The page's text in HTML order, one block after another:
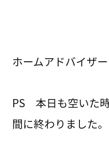
ホームアドバイザ
PS 本日も空いた
間に終わりました。